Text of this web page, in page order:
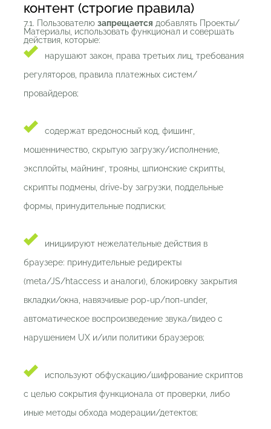
контент (строгие правила)
7.1. Пользователю запрещается добавлять Проекты/
Материалы, использовать функционал и совершать
действия, которые:
нарушают закон, права третьих лиц, требования
регуляторов, правила платежных систем/
провайдеров;
содержат вредоносный код, фишинг,
мошенничество, скрытую загрузку/исполнение,
эксплойты, майнинг, трояны, шпионские скрипты,
скрипты подмены, drive-by загрузки, поддельные
формы, принудительные подписки;
инициируют нежелательные действия в
браузере: принудительные редиректы
(meta/JS/htaccess и аналоги), блокировку закрытия
вкладки/окна, навязчивые pop-up/поп-under,
автоматическое воспроизведение звука/видео с
нарушением UX и/или политики браузеров;
используют обфускацию/шифрование скриптов
с целью сокрытия функционала от проверки, либо
иные методы обхода модерации/детектов;